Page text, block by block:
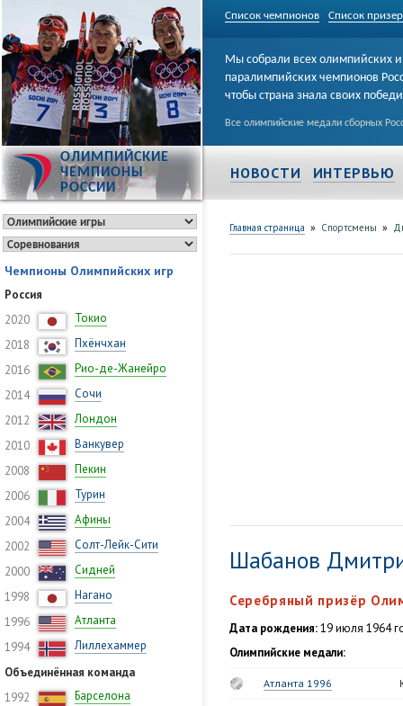
Список чемпионов Список
ОЛИМПИЙСКИЕ
ЧЕМПИОНЫ
РОССИИ
Мы собрали всех олимпийских и
паралимпийских чемпионов
чтобы страна знала своих
Все олимпийские медали сборных
НОВОСТИ ИНТЕРВЬЮ
Чемпионы Олимпийских игр
Россия
2020
Токио
2018
Пхёнчхан
2016
Рио-де-Жанейро
2014
Сочи
2012
Лондон
2010
Ванкувер
2008
Пекин
2006
Турин
2004
Афины
2002
Солт-Лейк-Сити
2000
Сидней
1998
Нагано
1996
Атланта
1994
Лиллехаммер
Объединённая команда
1992
Барселона
Главная страница » Спортсмены »
Шабанов
Серебряный призёр
Дата рождения:19 июля 1964
Олимпийские медали:
Атланта 1996